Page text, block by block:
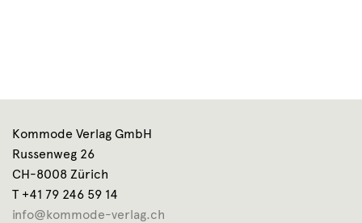
Kommode Verlag GmbH
Russenweg 26
CH-8008 Zürich
T +41 79 246 59 14
info@kommode-verlag.ch